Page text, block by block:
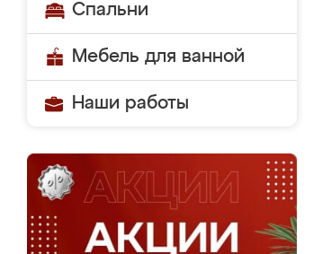
Спальни
Мебель для ванной
Наши работы